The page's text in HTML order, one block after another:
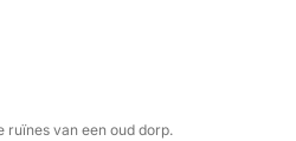
om een van de meest
te ontdekken.
ruïnes van een oud dorp.